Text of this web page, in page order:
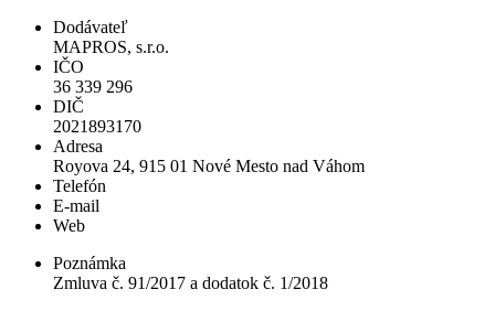
Dodávateľ
MAPROS, s.r.o.
IČO
36 339 296
DIČ
2021893170
Adresa
Royova 24, 915 01 Nové Mesto nad Váhom
Telefón
E-mail
Web
Poznámka
Zmluva č. 91/2017 a dodatok č. 1/2018